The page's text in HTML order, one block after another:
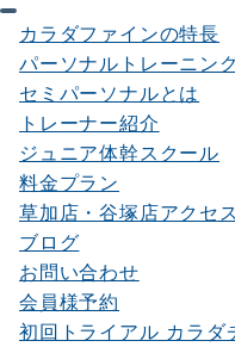
カラダファインの特長
パーソナルトレーニン
セミパーソナルとは
トレーナー紹介
ジュニア体幹スクール
料金プラン
草加店・谷塚店アクセ
ブログ
お問い合わせ
会員様予約
初回トライアル カラダ